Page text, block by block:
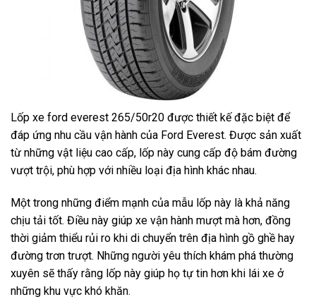
Lốp xe ford everest 265/50r20 được thiết kế đặc biệt để
đáp ứng nhu cầu vận hành của Ford Everest. Được sản xuất
từ những vật liệu cao cấp, lốp này cung cấp độ bám đường
vượt trội, phù hợp với nhiều loại địa hình khác nhau.
Một trong những điểm mạnh của mẫu lốp này là khả năng
chịu tải tốt. Điều này giúp xe vận hành mượt mà hơn, đồng
thời giảm thiểu rủi ro khi di chuyển trên địa hình gồ ghề hay
đường trơn trượt. Những người yêu thích khám phá thường
xuyên sẽ thấy rằng lốp này giúp họ tự tin hơn khi lái xe ở
những khu vực khó khăn.